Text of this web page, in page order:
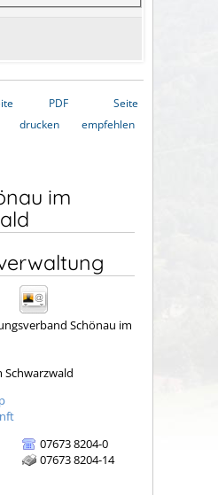
PDF
drucken
Seite
empfehlen
im
Schönau im
Schwarzwald
07673 8204-0
07673 8204-14